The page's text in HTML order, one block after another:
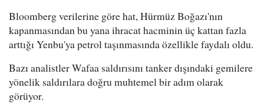
Bloomberg verilerine göre hat, Hürmüz Boğazı'nın
kapanmasından bu yana ihracat hacminin üç kattan fazla
arttığı Yenbu'ya petrol taşınmasında özellikle faydalı oldu.
Bazı analistler Wafaa saldırısını tanker dışındaki gemilere
yönelik saldırılara doğru muhtemel bir adım olarak
görüyor.